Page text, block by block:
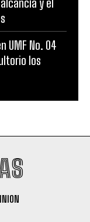
y el
UMF No. 04
los